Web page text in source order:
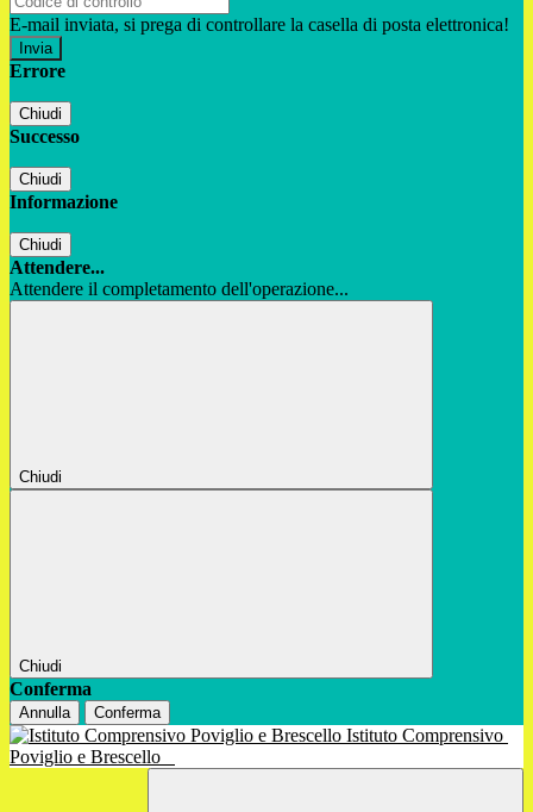
E-mail inviata, si prega di controllare la casella di posta elettronica!
Errore
Chiudi
Successo
Chiudi
Informazione
Chiudi
Attendere...
Attendere il completamento dell'operazione...
Chiudi
Chiudi
Conferma
Annulla Conferma
Istituto Comprensivo
Poviglio e Brescello